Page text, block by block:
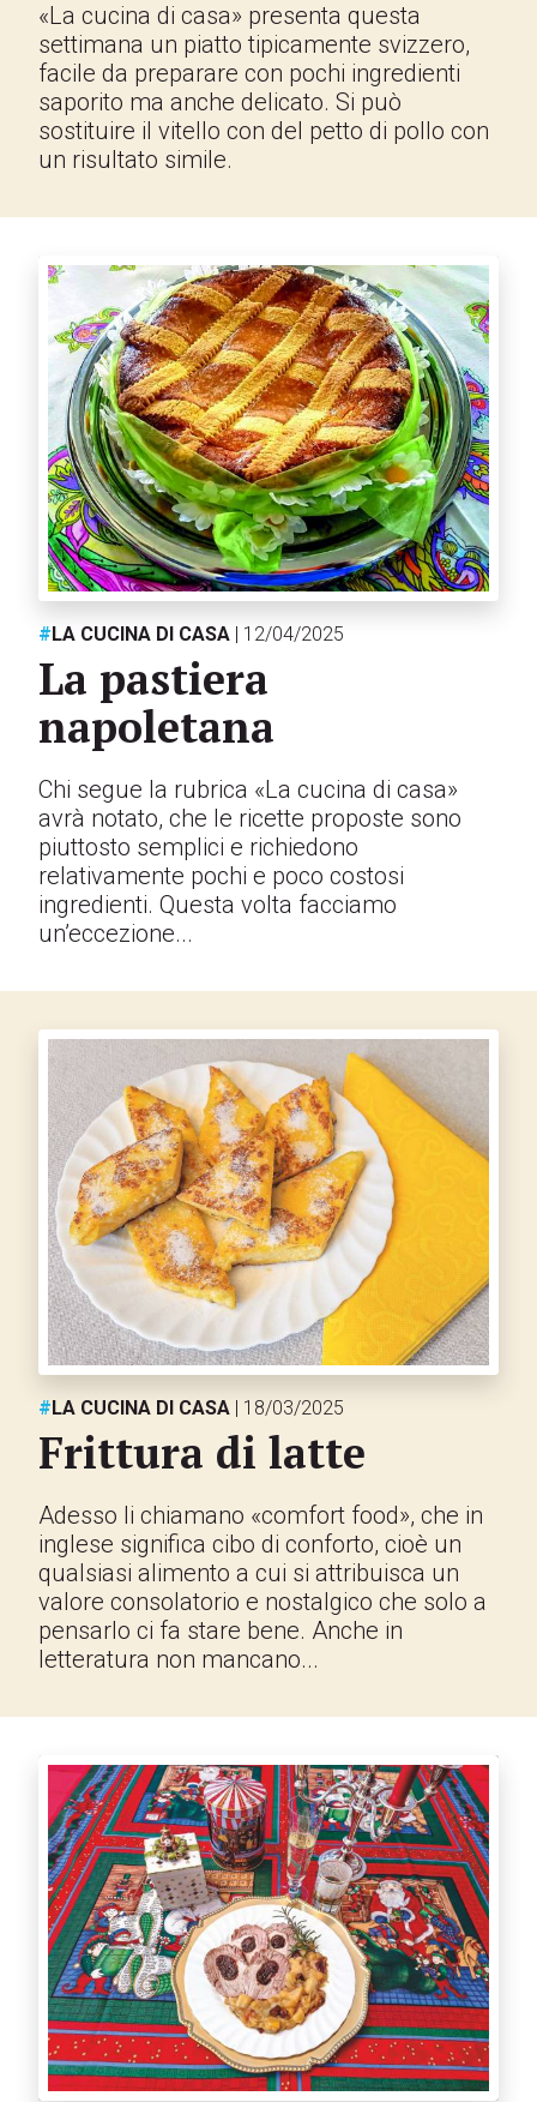
«La cucina di casa» presenta questa
settimana un piatto tipicamente svizzero,
facile da preparare con pochi ingredienti
saporito ma anche delicato. Si può
sostituire il vitello con del petto di pollo con
un risultato simile.
#LA CUCINA DI CASA | 12/04/2025
La pastiera
napoletana
Chi segue la rubrica «La cucina di casa»
avrà notato, che le ricette proposte sono
piuttosto semplici e richiedono
relativamente pochi e poco costosi
ingredienti. Questa volta facciamo
un’eccezione...
#LA CUCINA DI CASA | 18/03/2025
Frittura di latte
Adesso li chiamano «comfort food», che in
inglese significa cibo di conforto, cioè un
qualsiasi alimento a cui si attribuisca un
valore consolatorio e nostalgico che solo a
pensarlo ci fa stare bene. Anche in
letteratura non mancano...